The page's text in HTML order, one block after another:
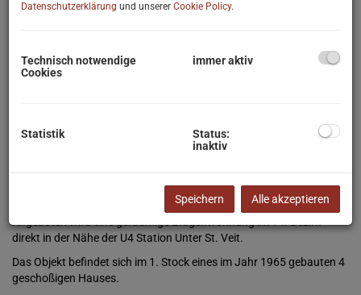
Angeboten wird eine geräumige Etagenwohnung im 14. Bezirk
direkt in der Nähe der U4 Station Unter St. Veit.
Das Objekt befindet sich im 1. Stock eines im Jahr 1965 gebauten 4
geschoßigen Hauses.
Datenschutzerklärung und unserer Cookie Policy.
Technisch notwendige
Cookies
immer aktiv
Statistik
Status:
inaktiv
Speichern Alle akzeptieren